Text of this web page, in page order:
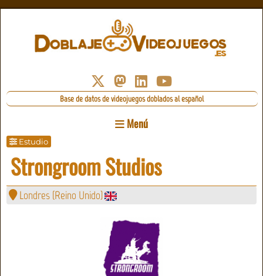
Base de datos de videojuegos doblados al español
Menú
Estudio
Strongroom Studios
Londres (Reino Unido)